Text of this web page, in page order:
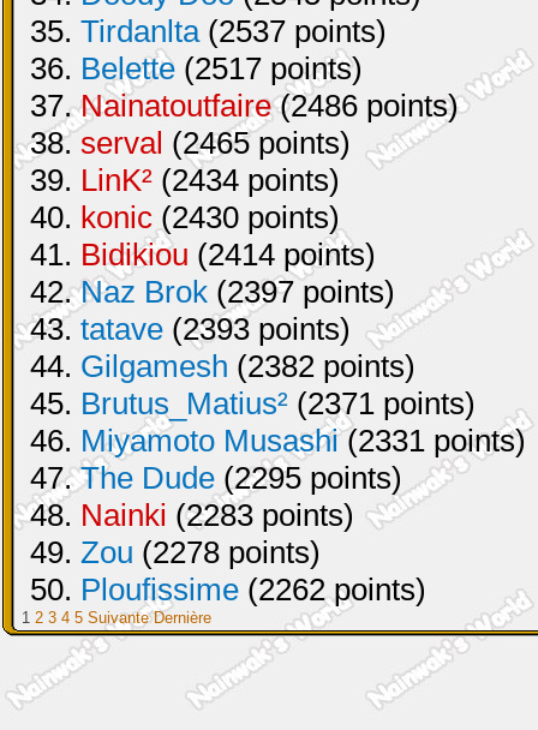
35. Tirdanlta(2537 points)
36. Belette (2517 points)
37.Nainatoutfaire(2486 points)
38.serval (2465 points)
39. LinK² (2434 points)
40. konic (2430 points)
41. Bidikiou (2414 points)
42.Naz Brok (2397 points)
43. tatave (2393 points)
44. Gilgamesh (2382 points)
45. Brutus_Matius² (2371 points)
46. Miyamoto Musashi(2331 points)
47.The Dude (2295 points)
48. Nainki (2283 points)
49. Zou (2278 points)
50. Ploufissime (2262 points)
1 2 3 4 5 Suivante Dernière